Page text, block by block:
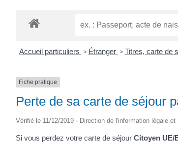
SEMOUSSAC
Accueil particuliers > Étranger > Titres, carte de
Fiche pratique
Perte de sa carte de séjour
Vérifié le 11/12/2019 - Direction de l'information légale
Si vous perdez votre carte de séjour Citoyen UE/